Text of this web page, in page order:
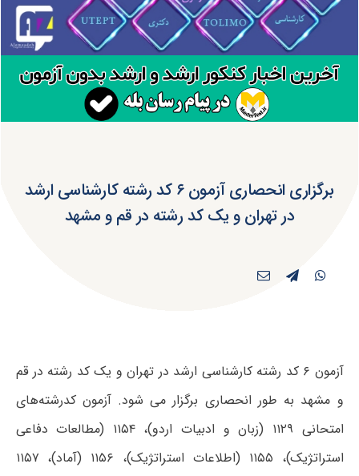
برگزاری انحصاری آزمون ۶ کد رشته کارشناسی ارشد
در تهران و یک کد رشته در قم و مشهد
آزمون ۶ کد رشته کارشناسی ارشد در تهران و یک کد رشته در قم
و مشهد به طور انحصاری برگزار می شود. آزمون‌ کدرشته‌‌های
امتحانی ۱۱۲۹ (زبان و ادبیات اردو)، ۱۱۵۴ (مطالعات دفاعی
استراتژیک)، ۱۱۵۵ (اطلاعات استراتژیک)، ۱۱۵۶ (آماد)، ۱۱۵۷